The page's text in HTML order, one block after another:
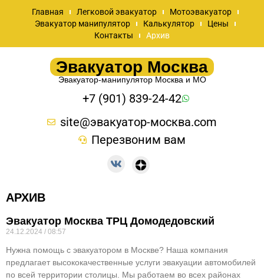
Главная Легковой эвакуатор
Мотоэвакуатор
Эвакуатор манипулятор
Калькулятор
Цены
Контакты
Архив
Эвакуатор Москва
Эвакуатор-манипулятор Москва и МО
+7 (901) 839-24-42
site@эвакуатор-москва.com
Перезвоним вам
АРХИВ
Эвакуатор Москва ТРЦ Домодедовский
24.12.2024 08:57
Нужна помощь с эвакуатором в Москве? Наша компания
предлагает высококачественные услуги эвакуации автомобилей
по всей территории столицы. Мы работаем во всех районах